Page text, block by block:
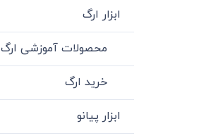
ابزار ارگ
محصولات آموزشی ارگ
خرید ارگ
ابزار پیانو